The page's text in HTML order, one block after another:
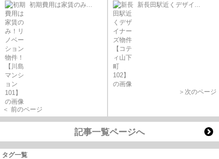
初期費用は家賃のみ...
＜ 前のページ
新長田駅近くデザイ...
＞次のページ
記事一覧ページへ
タグ一覧